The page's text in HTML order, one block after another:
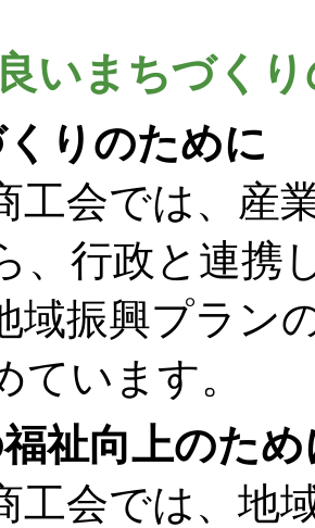
いまちづくり
りのために
では、産業
、行政と連携
興プランの
ています。
祉向上のため
では、地域